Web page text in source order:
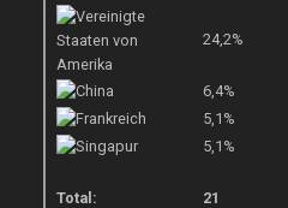
24,2%
6,4%
5,1%
5,1%
Total: 21